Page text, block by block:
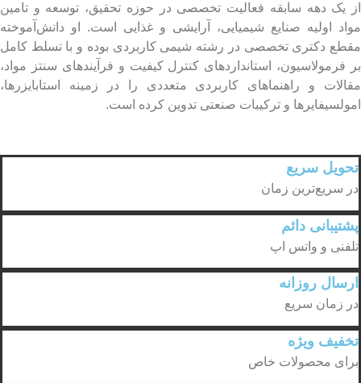
از یک دهه سابقه فعالیت تخصصی در حوزه تحقیق، توسعه و تامین
مواد اولیه صنایع شیمیایی، آرایشی و غذایی است. او دانش‌آموخته
مقطع دکتری تخصصی در رشته شیمی کاربردی بوده و با تسلط کامل
بر فرمولاسیون، استانداردهای کنترل کیفیت و فرآیندهای سنتز مواد،
مقالات و راهنماهای کاربردی متعددی را در زمینه استابایزرها،
امولسیفایرها و ترکیبات صنعتی تدوین کرده است.
تحویل سریع
در سریع‌ترین زمان
پشتیبانی دائم
تلفنی و واتس اپ
ارسال روزانه
در زمان سریع
تخفیف ویژه
برای محصولات خاص